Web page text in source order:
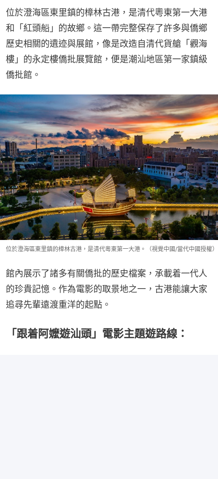
位於澄海區東里鎮的樟林古港，是清代粵東第一大港
和「紅頭船」的故鄉。這一帶完整保存了許多與僑鄉
歷史相關的遺迹與展館，像是改造自清代貨艙「觀海
樓」的永定樓僑批展覽館，便是潮汕地區第一家鎮級
僑批館。
位於澄海區東里鎮的樟林古港，是清代粵東第一大港。（視覺中國/當代中國授權）
館內展示了諸多有關僑批的歷史檔案，承載着一代人
的珍貴記憶。作為電影的取景地之一，古港能讓大家
追尋先輩遠渡重洋的起點。
「跟着阿嬤遊汕頭」電影主題遊路線：